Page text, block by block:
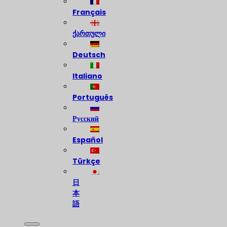
Français
ქართული
Deutsch
Italiano
Português
Русский
Español
Türkçe
日
本
語